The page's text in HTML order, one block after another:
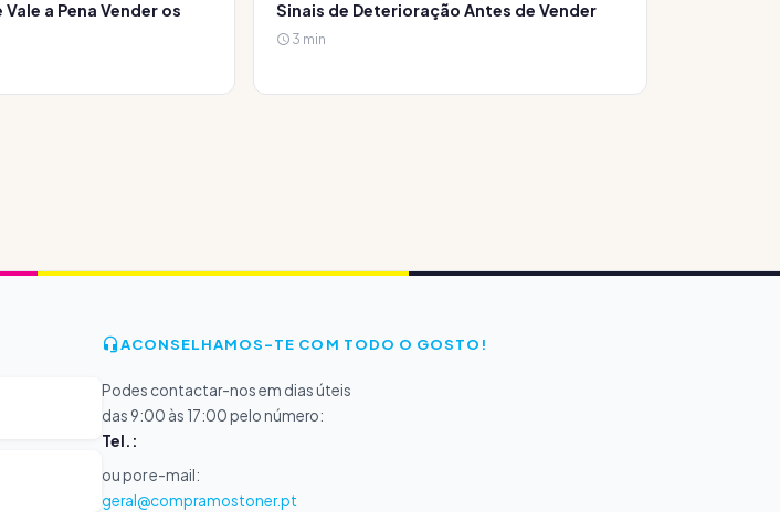
a Pena Vender os
Sinais de Deterioração Antes de Vender
3 min
ACONSELHAMOS-TE COM TODO O GOSTO!
Podes contactar-nos em dias úteis
das 9:00 às 17:00 pelo número:
Tel.:
ou por e-mail:
geral@compramostoner.pt